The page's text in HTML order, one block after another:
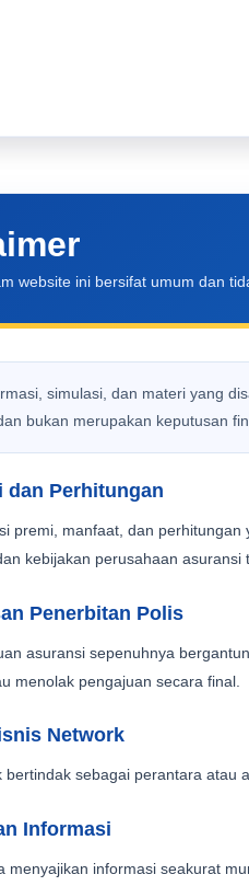
website ini bersifat umum dan
simulasi, dan materi yang
bukan merupakan keputusan
dan Perhitungan
premi, manfaat, dan
kebijakan perusahaan asuransi
Penerbitan Polis
asuransi sepenuhnya
menolak pengajuan secara final.
Network
bertindak sebagai perantara atau
Informasi
menyajikan informasi seakurat